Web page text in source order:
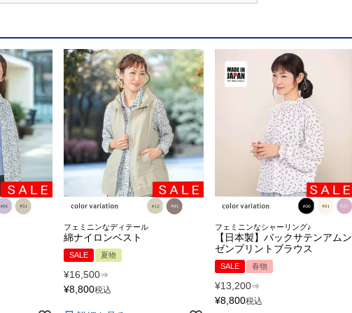
フェミニンなディテール
綿ナイロンベスト
SALE 夏物
¥16,500⇒
¥8,800税込
フェミニンなシャーリング♪
【日本製】バックサテンアムン
ゼンプリントブラウス
SALE 春物
¥13,200⇒
¥8,800税込